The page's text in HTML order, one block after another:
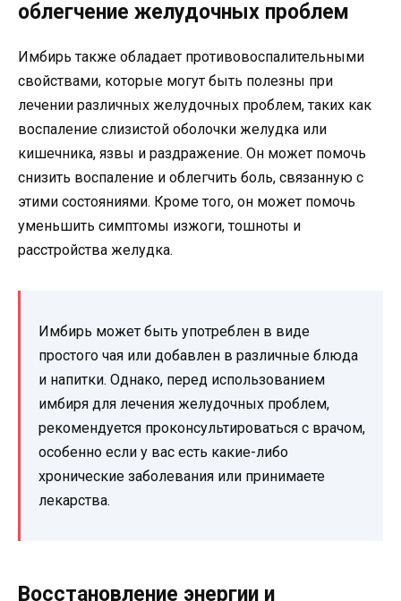
облегчение желудочных проблем
Имбирь также обладает противовоспалительными
свойствами, которые могут быть полезны при
лечении различных желудочных проблем, таких как
воспаление слизистой оболочки желудка или
кишечника, язвы и раздражение. Он может помочь
снизить воспаление и облегчить боль, связанную с
этими состояниями. Кроме того, он может помочь
уменьшить симптомы изжоги, тошноты и
расстройства желудка.
Имбирь может быть употреблен в виде
простого чая или добавлен в различные блюда
и напитки. Однако, перед использованием
имбиря для лечения желудочных проблем,
рекомендуется проконсультироваться с врачом,
особенно если у вас есть какие-либо
хронические заболевания или принимаете
лекарства.
Восстановление энергии и